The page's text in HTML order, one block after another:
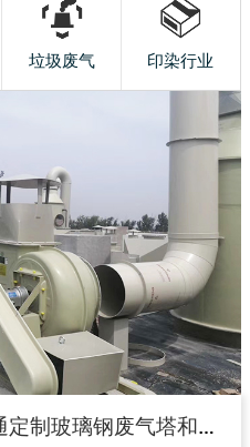
垃圾废气 印染行业
某大学高校实验室在万通定制玻璃钢废气塔和玻璃钢风机